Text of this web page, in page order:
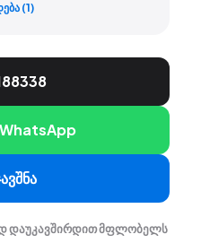
(1)
დაუკავშირდით მფლობელს